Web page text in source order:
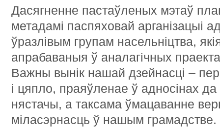
Дасягненне пастаўленых мэтаў
метадамі паспяховай арганізацыі
ўразлівым групам насельніцтва,
апрабаваныя ў аналагічных
Важны вынік нашай дзейнасці –
і цяпло, праяўленае ў адносінах
нястачы, а таксама ўмацаванне
міласэрнасць ў нашым грамадстве.